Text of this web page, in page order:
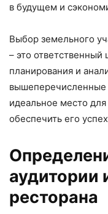
в будущем и
Выбор земельного
– это ответственный
планирования и
идеальное место
обеспечить его
аудитории
ресторана